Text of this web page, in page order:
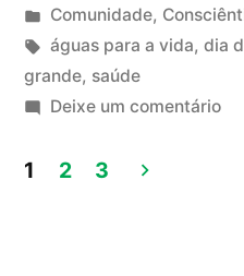
bacia
do
por
Publicado
em
Comunidade,
Tags:
águas para a vida, dia
grande, saúde
Deixe um comentárioem
1 2 3